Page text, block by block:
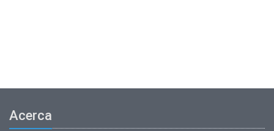
Acerca